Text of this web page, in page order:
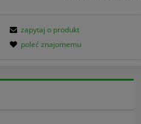
zapytaj o produkt
poleć znajomemu